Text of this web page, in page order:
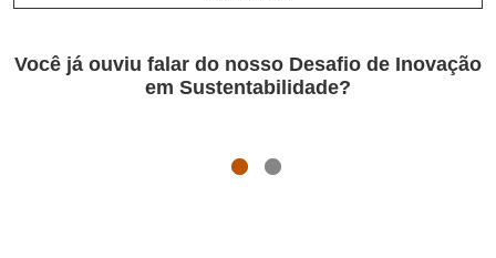
Você já ouviu falar do nosso Desafio de Inovação
em Sustentabilidade?